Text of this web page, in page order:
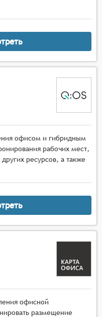
офисом и гибридным
рабочих мест,
ресурсов, а также
офисной
размещение